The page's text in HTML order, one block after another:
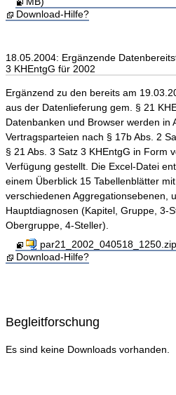
Download-Hilfe?
18.05.2004: Ergänzende
3 KHEntgG für 2002
Ergänzend zu den bereits am
aus der Datenlieferung gem. § 21
Datenbanken und Browser werden in
Vertragsparteien nach § 17b Abs. 2
§ 21 Abs. 3 Satz 3 KHEntgG in Form
Verfügung gestellt. Die Excel-Datei
einem Überblick 15 Tabellenblätter
verschiedenen Aggregationsebenen,
Hauptdiagnosen (Kapitel, Gruppe, 3-
Obergruppe, 4-Steller).
Download-Hilfe?
Begleitforschung
Es sind keine Downloads vorhanden.